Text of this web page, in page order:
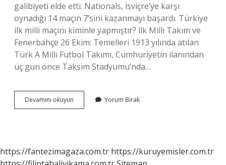
galibiyeti elde etti. Nationals, İsviçre’ye karşı
oynadığı 14 maçın 7’sini kazanmayı başardı. Türkiye
ilk milli maçını kiminle yapmıştır? İlk Milli Takım ve
Fenerbahçe 26 Ekim: Temelleri 1913 yılında atılan
Türk A Milli Futbol Takımı, Cumhuriyetin ilanından
üç gün önce Taksim Stadyumu’nda…
Devamını okuyun
Milli
Oynadı
Yorum Bırak
https://fantezimagaza.com.tr https://kuruyemisler.com.tr